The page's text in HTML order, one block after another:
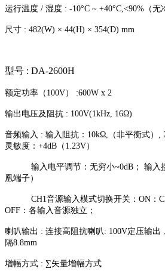
运行温度 / 湿度 : -10°C ~ +40°C,<90%（无
尺寸 : 482(W) × 44(H) × 354(D) mm
型号 : DA-2600H
额定功率（100V） :600W x 2
输出电压及阻抗 : 100V(1kHz, 16Ω)
音频输入 : 输入阻抗：10kΩ,（非平衡式）,
灵敏度：+4dB（1.23V）
输入电平调节：无穷小~0dB； 输入接
凰端子）
CH1音源输入模式切换开关：ON：
OFF：各输入音源独立；
喇叭输出 : 连接高阻抗喇叭: 100V定压输出
隔8.8mm
增幅方式 : ∑矢量增幅方式